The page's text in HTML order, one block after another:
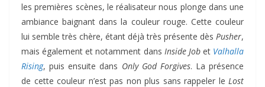
les premières scènes, le réalisateur nous plonge dans une
ambiance baignant dans la couleur rouge. Cette couleur
lui semble très chère, étant déjà très présente dès Pusher,
mais également et notamment dans Inside Jobet Valhalla
Rising, puis ensuite dans Only God Forgives. La présence
de cette couleur n’est pas non plus sans rappeler le Lost